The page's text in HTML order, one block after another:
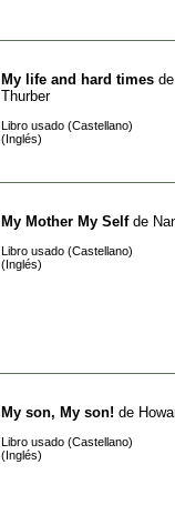
My life and hard times
Thurber
Libro usado (Castellano)
(Inglés)
My Mother My Selfde
Libro usado (Castellano)
(Inglés)
My son, My son! de
Libro usado (Castellano)
(Inglés)